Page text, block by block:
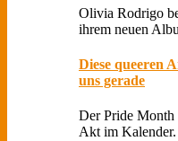
Olivia Rodrigo
ihrem neuen
Diese queeren
uns gerade
Der Pride Month
Akt im